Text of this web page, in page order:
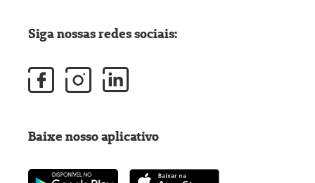
Siga nossas redes sociais:
Baixe nosso aplicativo